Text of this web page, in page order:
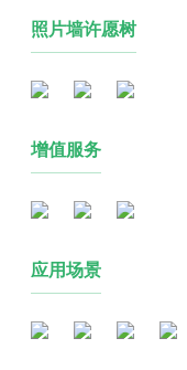
照片墙许愿树
增值服务
应用场景